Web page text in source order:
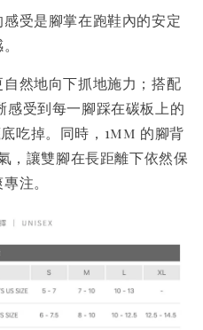
受是腳掌在跑鞋內的安定
然地向下抓地施力；搭配
感受到每一腳踩在碳板上的
吃掉。同時，1mm 的腳背
，讓雙腳在長距離下依然保
注。